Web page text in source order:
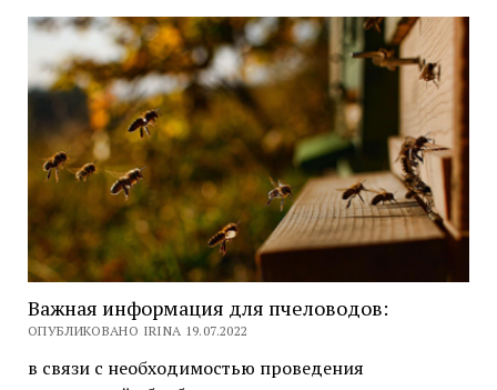
Важная информация для пчеловодов:
ОПУБЛИКОВАНО IRINA 19.07.2022
в связи с необходимостью проведения